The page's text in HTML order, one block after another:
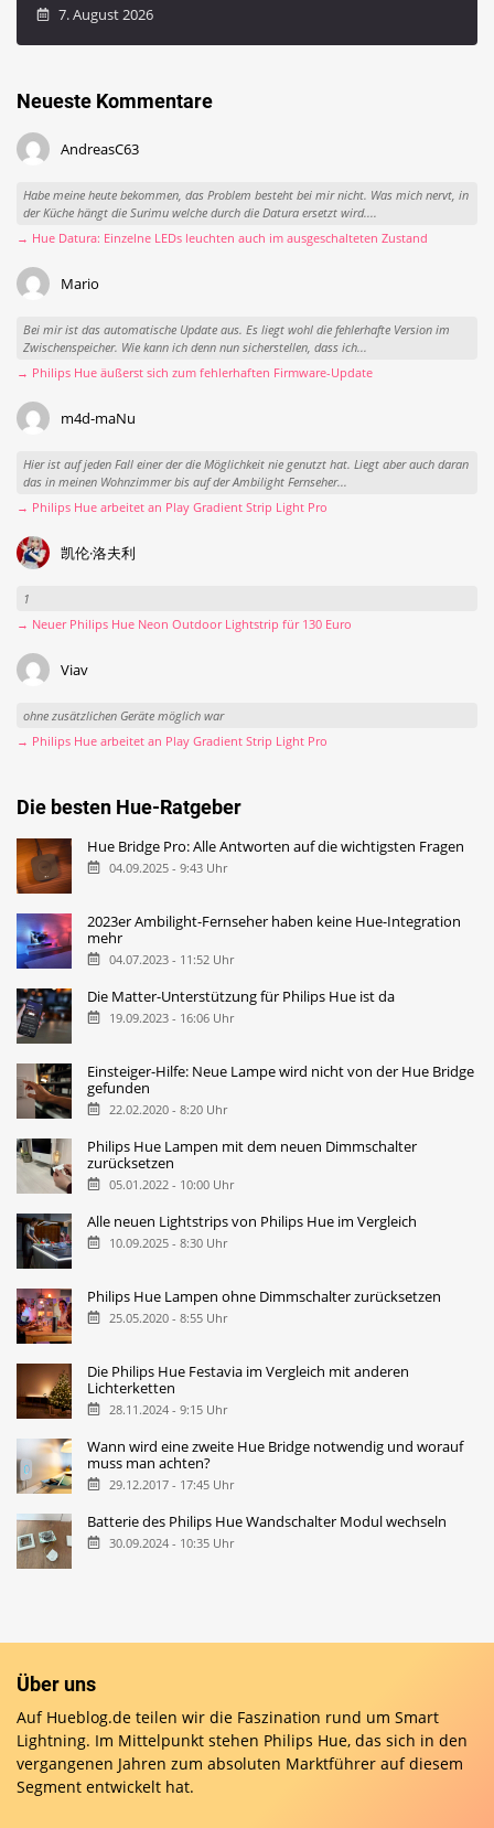
7. August 2026
Neueste Kommentare
AndreasC63
Habe meine heute bekommen, das Problem besteht bei mir nicht. Was mich nervt, in
der Küche hängt die Surimu welche durch die Datura ersetzt wird....
→ Hue Datura: Einzelne LEDs leuchten auch im ausgeschalteten Zustand
Mario
Bei mir ist das automatische Update aus. Es liegt wohl die fehlerhafte Version im
Zwischenspeicher. Wie kann ich denn nun sicherstellen, dass ich...
→ Philips Hue äußerst sich zum fehlerhaften Firmware-Update
m4d-maNu
Hier ist auf jeden Fall einer der die Möglichkeit nie genutzt hat. Liegt aber auch daran
das in meinen Wohnzimmer bis auf der Ambilight Fernseher...
→ Philips Hue arbeitet an Play Gradient Strip Light Pro
凯伦·洛夫利
1
→ Neuer Philips Hue Neon Outdoor Lightstrip für 130 Euro
Viav
ohne zusätzlichen Geräte möglich war
→ Philips Hue arbeitet an Play Gradient Strip Light Pro
Die besten Hue-Ratgeber
Hue Bridge Pro: Alle Antworten auf die wichtigsten Fragen
04.09.2025 - 9:43 Uhr
2023er Ambilight-Fernseher haben keine Hue-Integration
mehr
04.07.2023 - 11:52 Uhr
Die Matter-Unterstützung für Philips Hue ist da
19.09.2023 - 16:06 Uhr
Einsteiger-Hilfe: Neue Lampe wird nicht von der Hue Bridge
gefunden
22.02.2020 - 8:20 Uhr
Philips Hue Lampen mit dem neuen Dimmschalter
zurücksetzen
05.01.2022 - 10:00 Uhr
Alle neuen Lightstrips von Philips Hue im Vergleich
10.09.2025 - 8:30 Uhr
Philips Hue Lampen ohne Dimmschalter zurücksetzen
25.05.2020 - 8:55 Uhr
Die Philips Hue Festavia im Vergleich mit anderen
Lichterketten
28.11.2024 - 9:15 Uhr
Wann wird eine zweite Hue Bridge notwendig und worauf
muss man achten?
29.12.2017 - 17:45 Uhr
Batterie des Philips Hue Wandschalter Modul wechseln
30.09.2024 - 10:35 Uhr
Über uns
Auf Hueblog.de teilen wir die Faszination rund um Smart
Lightning. Im Mittelpunkt stehen Philips Hue, das sich in den
vergangenen Jahren zum absoluten Marktführer auf diesem
Segment entwickelt hat.